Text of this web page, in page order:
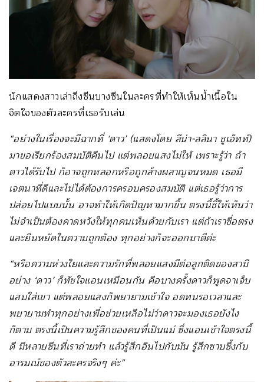
นักแสดงสาวเล่าถึงซีนบางซีนในละครที่ทำให้เห็นน้ำเนื้อใน
จิตใจของตัวละครที่เธอรับเล่น
“อย่างในเรื่องจะมีฉากที่ ‘ดาว’ (แสดงโดย ลีน่า-ลลินา ชูเอ็ทท์)
มาขอเรียกร้องสมบัติคืนไป แต่พลอยแสงไม่ให้ เพราะรู้ว่า ถ้า
ดาวได้รับไป ก็อาจถูกหลอกหรือถูกล้างผลาญจนหมด เธอมี
เจตนาที่ดีและไม่ได้ต้องการครอบครองสมบัติ แต่เธอรู้ว่าการ
ปล่อยไปแบบนั้น อาจทำให้เกิดปัญหามากขึ้น ตรงนี้ชี้ให้เห็นว่า
ไม่จำเป็นต้องคาดหวังให้ทุกคนเห็นด้วยกับเรา แต่ถ้าเราซื่อตรง
และยืนหยัดในความถูกต้อง ทุกอย่างก็จะออกมาดีค่ะ
“หรือความห่วงใยและความรักที่พลอยแสงมีต่อลูกติดของสามี
อย่าง ‘ดาว’ ก็ทัชใจแอนเหมือนกัน คือบางครั้งดาวก็พูดจาเจ็บ
แสบใส่เขา แต่พลอยแสงก็พยายามเข้าใจ อดทนรอเวลาและ
พยายามทำทุกอย่างเพื่อช่วยเหลือไม่ว่าดาวจะมองเธอยังไง
ก็ตาม ตรงนี้เป็นความรู้สึกของคนที่เป็นแม่ ซึ่งแอนเข้าใจตรงนี้
ดี มีหลายซีนที่เราถ่ายทำ แล้วรู้สึกอินไปกับมัน รู้สึกซาบซึ้งกับ
อารมณ์ของตัวละครจริงๆ ค่ะ”